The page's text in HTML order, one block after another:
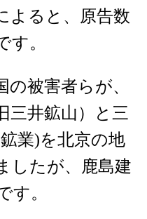
よると、原告数
す。
被害者らが、
三井鉱山）と三
業)を北京の地
したが、鹿島建
す。